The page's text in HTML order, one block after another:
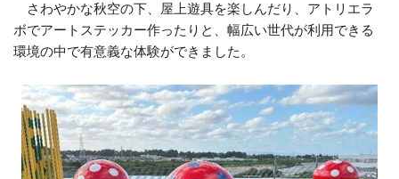
さわやかな秋空の下、屋上遊具を楽しんだり、アトリエラ
ボでアートステッカー作ったりと、幅広い世代が利用できる
環境の中で有意義な体験ができました。